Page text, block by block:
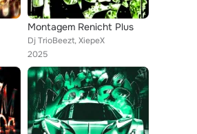
Montagem Renicht Plus
Dj TrioBeezt, XiepeX
2025